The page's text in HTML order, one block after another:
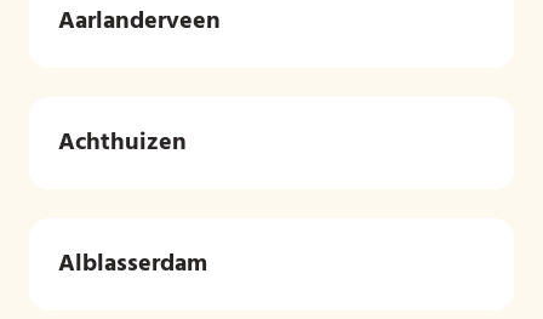
Aarlanderveen
Achthuizen
Alblasserdam